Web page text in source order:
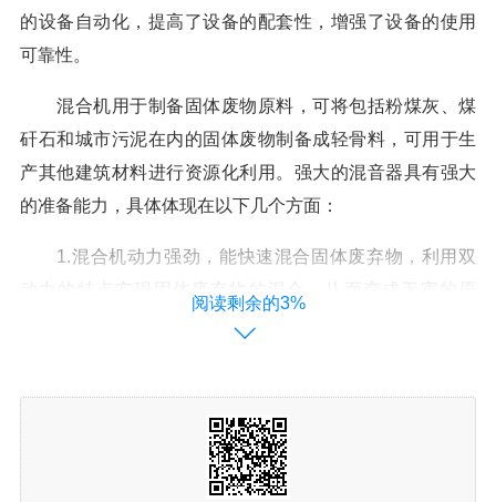
的设备自动化，提高了设备的配套性，增强了设备的使用
可靠性。
混合机用于制备固体废物原料，可将包括粉煤灰、煤
矸石和城市污泥在内的固体废物制备成轻骨料，可用于生
产其他建筑材料进行资源化利用。强大的混音器具有强大
的准备能力，具体体现在以下几个方面：
1.混合机动力强劲，能快速混合固体废弃物，利用双
动力的特点实现固体废弃物的混合，从而变成无害的原
子良度高，均匀性强。
3.混合机稳定性强，制得的轻集料质量稳定，有利于
后续产品的生产。
阅读剩余的3%